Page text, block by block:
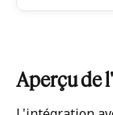
Aperçu de